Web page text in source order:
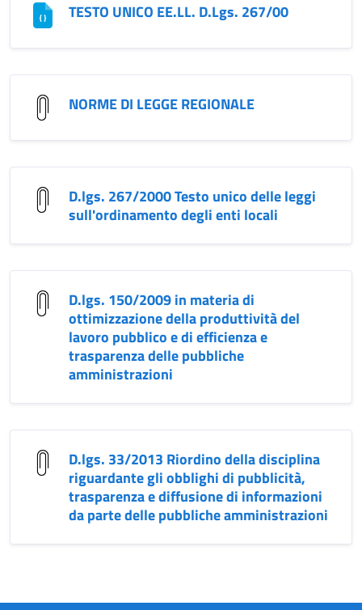
TESTO UNICO EE.LL. D.Lgs. 267/00
NORME DI LEGGE REGIONALE
D.lgs. 267/2000 Testo unico delle leggi
sull'ordinamento degli enti locali
D.lgs. 150/2009 in materia di
ottimizzazione della produttività del
lavoro pubblico e di efficienza e
trasparenza delle pubbliche
amministrazioni
D.lgs. 33/2013 Riordino della disciplina
riguardante gli obblighi di pubblicità,
trasparenza e diffusione di informazioni
da parte delle pubbliche amministrazioni